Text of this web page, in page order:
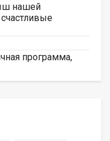
нашей
программа,